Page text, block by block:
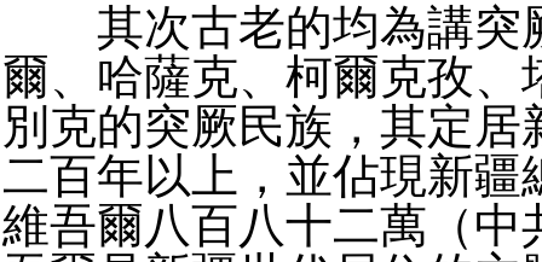
其次古老的均為講突
爾、哈薩克、柯爾克孜、
別克的突厥民族，其定居
二百年以上，並佔現新疆
維吾爾八百八十二萬（中